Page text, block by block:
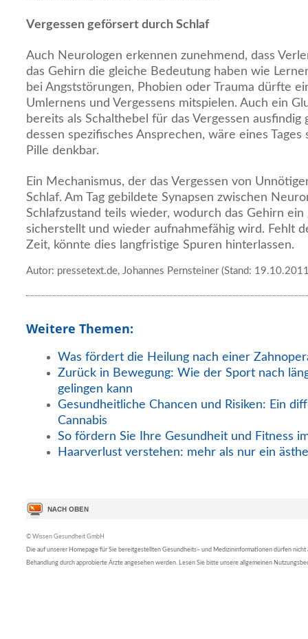
Vergessen geförsert durch Schlaf
Auch Neurologen erkennen zunehmend, dass
das Gehirn die gleiche Bedeutung haben wie
bei Angststörungen, Phobien oder Trauma dürfte
Umlernens und Vergessens mitspielen. Auch ein
bereits als Schalthebel für das Vergessen
dessen spezifisches Ansprechen, wäre eines Tages
Pille denkbar.
Ein Mechanismus, der das Vergessen von
Schlaf. Am Tag gebildete Synapsen zwischen
Schlafzustand teils wieder, wodurch das Gehirn
sicherstellt und wieder aufnahmefähig wird. Fehlt
Zeit, könnte dies langfristige Spuren hinterlassen.
Autor: pressetext.de, Johannes Pernsteiner (Stand:
Weitere Themen:
Was fördert die Heilung nach einer
Zurück in Bewegung: Wie der Sport nach
gelingen kann
Gesundheitliche Chancen und Risiken: Ein
Cannabis
So fördern Sie Ihre Gesundheit und Fitness
Haarverlust verstehen: mehr als nur ein
© Wissen Gesundheit GmbH
Die auf unserer Homepage für Sie bereitgestellten Gesundheits– und Medizininformationen dürfen nicht
Behandlung durch approbierte Ärzte angesehen werden. Lesen Sie bitte unsere allgemeinen